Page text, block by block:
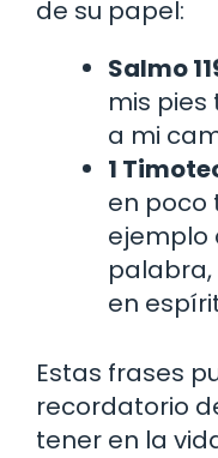
de su papel:
Salmo
mis
a mi
1
en poco
ejemplo
palabra,
en
Estas frases
recordatorio
tener en la